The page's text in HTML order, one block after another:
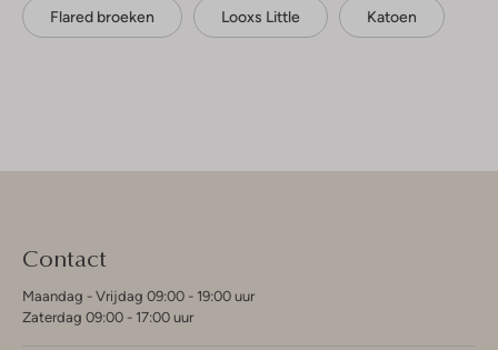
Flared broeken Looxs Little Katoen
Contact
Maandag - Vrijdag 09:00 - 19:00 uur
Zaterdag 09:00 - 17:00 uur